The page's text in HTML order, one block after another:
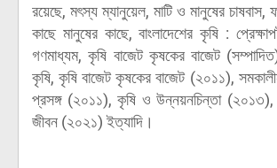
রয়েছে, মৎস্য ম্যানুয়েল, মাটি ও মানুষের চাষবাস,
কাছে মানুষের কাছে, বাংলাদেশের কৃষি :
গণমাধ্যম, কৃষি বাজেট কৃষকের বাজেট
কৃষি, কৃষি বাজেট কৃষকের বাজেট (২০১১),
প্রসঙ্গ (২০১১), কৃষি ও উন্নয়নচিন্তা (২০১৩),
জীবন (২০২১) ইত্যাদি।